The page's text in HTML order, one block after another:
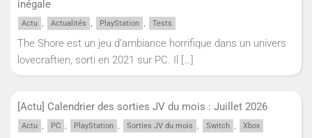
inégale
Actu , Actualités , PlayStation , Tests
The Shore est un jeu d’ambiance horrifique dans un univers
lovecraftien, sorti en 2021 sur PC. Il
[…]
[Actu] Calendrier des sorties JV du mois : Juillet 2026
Actu , PC , PlayStation , Sorties JV du mois , Switch , Xbox